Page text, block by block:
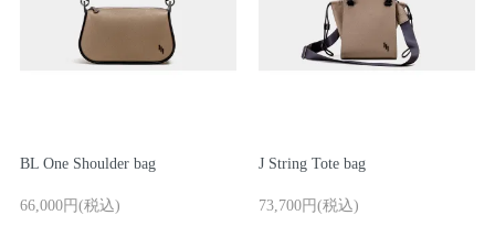
お問い合わせ
ご利用ガイド
BL One Shoulder bag
66,000円(税込)
J String Tote bag
73,700円(税込)